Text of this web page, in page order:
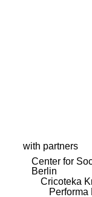
with partners
Center for
Berlin
Cricoteka
Performa